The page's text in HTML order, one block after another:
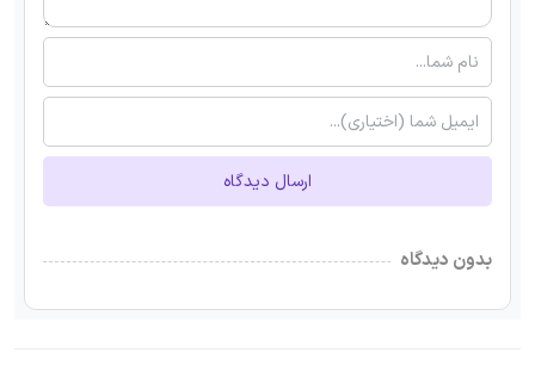
ارسال دیدگاه
بدون دیدگاه